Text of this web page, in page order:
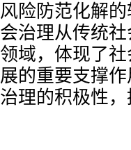
险防范化解
治理从传统
域，体现了
的重要支撑
理的积极性